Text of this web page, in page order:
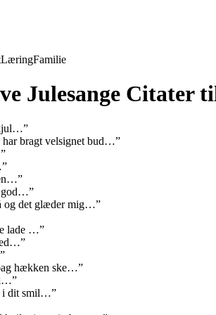
LæringFamilie
Julesange Citater
har bragt velsignet bud…”
god…”
og det glæder mig…”
lade …”
hækken ske…”
i dit smil…”